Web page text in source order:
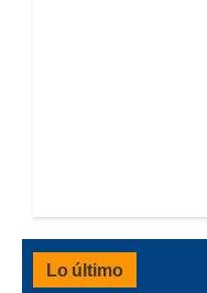
Lo último